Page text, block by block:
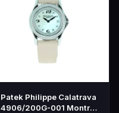
Patek Philippe Calatrava
4906/200G-001 Montre